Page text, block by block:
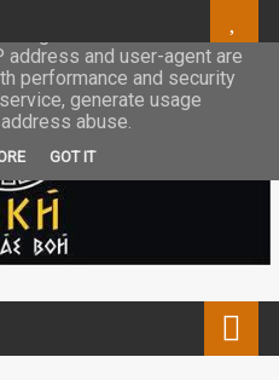
to deliver its services
address and user-agent are
performance and security
generate usage
abuse.
GOT IT